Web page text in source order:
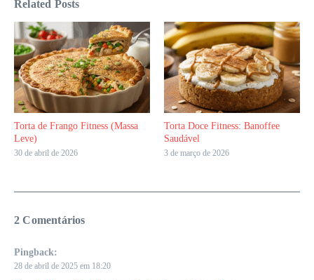
Related Posts
Torta de Frango Fitness (Massa
Leve)
30 de abril de 2026
Torta Doce Fitness: Banoffee
Saudável
3 de março de 2026
2 Comentários
Pingback:
28 de abril de 2025 em 18:20